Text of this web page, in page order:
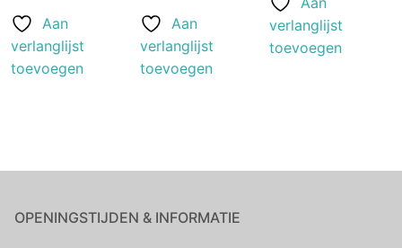
Aan
verlanglijst
toevoegen
Aan
verlanglijst
toevoegen
verlanglijst
toevoegen
OPENINGSTIJDEN & INFORMATIE